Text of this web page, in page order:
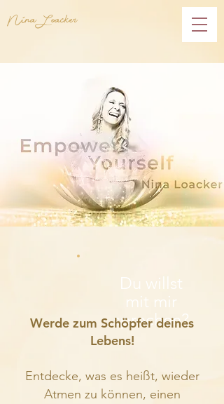
Nina Loacker
Du willst
mit mir
sprechen?
Werde zum Schöpfer deines
Lebens!
Entdecke, was es heißt, wieder
Atmen zu können, einen